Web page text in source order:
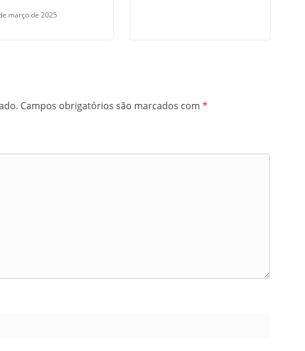
março de 2025
Campos obrigatórios são marcados com *